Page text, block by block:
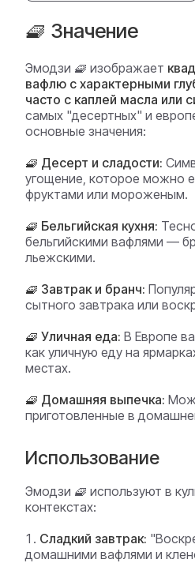
🧇 Значение
Эмодзи 🧇 изображает
вафлю с характерными
часто с каплей масла или
самых "десертных" и
основные значения:
🧇 Десерт и сладости:
угощение, которое можно
фруктами или мороженым.
🧇 Бельгийская кухня:
бельгийскими вафлями —
льежскими.
🧇 Завтрак и бранч:
сытного завтрака или
🧇 Уличная еда: В Европе
как уличную еду на
местах.
🧇 Домашняя выпечка:
приготовленные в
Использование
Эмодзи 🧇 используют в
контекстах:
Сладкий завтрак:
домашними вафлями и